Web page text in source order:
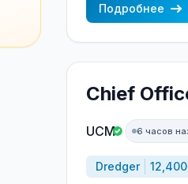
Подробнее
Chief
UCM 6 часов
Dredger